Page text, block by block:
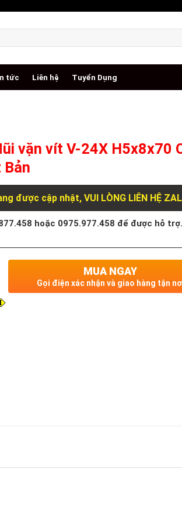
tức Liên hệ Tuyển Dụng
vặn vít V-24X H5x8x70
Bản
được cập nhật, VUI LÒNG LIÊN HỆ
hoặc 0975.977.458 để được hỗ
MUA NGAY
Gọi điện xác nhận và giao hàng tận